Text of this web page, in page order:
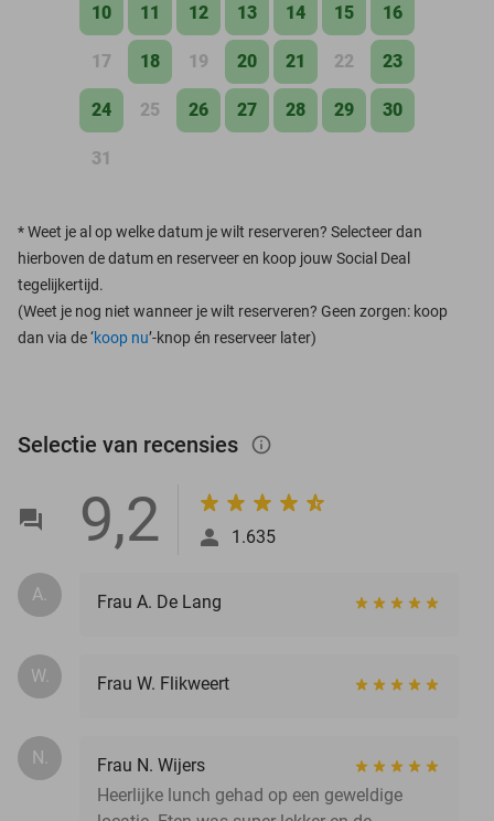
10 11 12 13 14 15 16
17 18 19 20 21 22 23
24 25 26 27 28 29 30
31
*Weet je al op welke datum je wilt reserveren? Selecteer dan
hierboven de datum en reserveer en koop jouw Social Deal
tegelijkertijd.
(Weet je nog niet wanneer je wilt reserveren? Geen zorgen: koop
dan via de ‘koop nu’-knop én reserveer later)
Selectie van recensies info_outlined
9,2 1.635
A. Frau A. De Lang
W. Frau W. Flikweert
N.
Frau N. Wijers
Heerlijke lunch gehad op een geweldige